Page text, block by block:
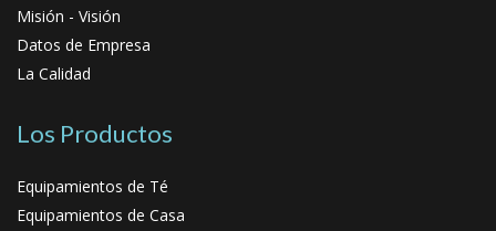
Misión - Visión
Datos de Empresa
La Calidad
Los Productos
Equipamientos de Té
Equipamientos de Casa